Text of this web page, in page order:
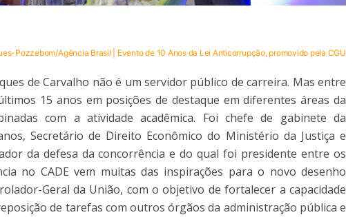
Pozzebom/Agência Brasil | Evento de 10 Anos da Lei Anticorrupção, promovido pela CGU
de Carvalho não é um servidor público de carreira. Mas entre
15 anos em posições de destaque em diferentes áreas da
com a atividade acadêmica. Foi chefe de gabinete da
Secretário de Direito Econômico do Ministério da Justiça e
da defesa da concorrência e do qual foi presidente entre os
no CADE vem muitas das inspirações para o novo desenho
Geral da União, com o objetivo de fortalecer a capacidade
de tarefas com outros órgãos da administração pública e